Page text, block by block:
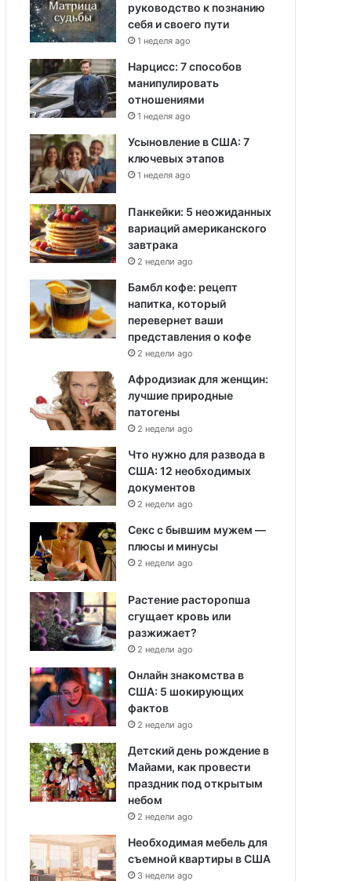
руководство к познанию
себя и своего пути
1 неделя ago
Нарцисс: 7 способов
манипулировать
отношениями
1 неделя ago
Усыновление в США: 7
ключевых этапов
1 неделя ago
Панкейки: 5 неожиданных
вариаций американского
завтрака
2 недели ago
Бамбл кофе: рецепт
напитка, который
перевернет ваши
представления о кофе
2 недели ago
Афродизиак для женщин:
лучшие природные
патогены
2 недели ago
Что нужно для развода в
США: 12 необходимых
документов
2 недели ago
Секс с бывшим мужем —
плюсы и минусы
2 недели ago
Растение расторопша
сгущает кровь или
разжижает?
2 недели ago
Онлайн знакомства в
США: 5 шокирующих
фактов
2 недели ago
Детский день рождение в
Майами, как провести
праздник под открытым
небом
2 недели ago
Необходимая мебель для
съемной квартиры в США
3 недели ago